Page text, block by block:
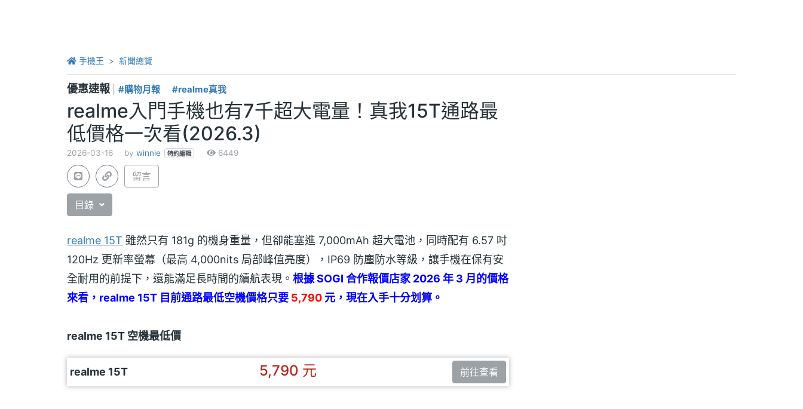
手機王 新聞總覽
優惠速報 #購物月報 #realme真我
realme入門手機也有7千超大電量！真我15T通路最
低價格一次看(2026.3)
2026-03-16 by winnie 特約編輯 6449
留言
目錄
realme 15T 雖然只有 181g 的機身重量，但卻能塞進 7,000mAh 超大電池，同時配有 6.57 吋
120Hz 更新率螢幕（最高 4,000nits 局部峰值亮度），IP69 防塵防水等級，讓手機在保有安
全耐用的前提下，還能滿足長時間的續航表現。 根據 SOGI 合作報價店家 2026 年 3 月的價格
來看，realme 15T 目前通路最低空機價格只要 5,790 元，現在入手十分划算。
realme 15T 空機最低價
realme 15T 5,790 元 前往查看